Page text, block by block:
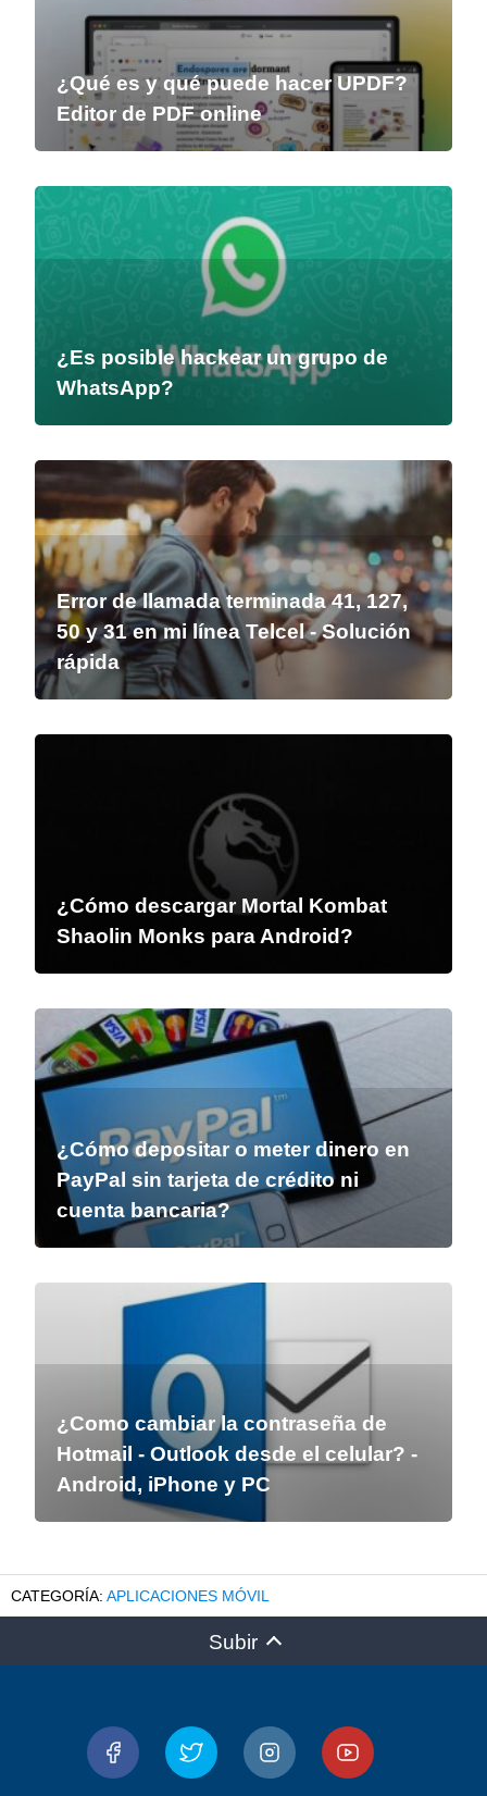
¿Qué es y qué puede hacer UPDF?
Editor de PDF online
¿Es posible hackear un grupo de
WhatsApp?
Error de llamada terminada 41, 127,
50 y 31 en mi línea Telcel - Solución
rápida
¿Cómo descargar Mortal Kombat
Shaolin Monks para Android?
¿Cómo depositar o meter dinero en
PayPal sin tarjeta de crédito ni
cuenta bancaria?
¿Como cambiar la contraseña de
Hotmail - Outlook desde el celular? -
Android, iPhone y PC
APLICACIONES MÓVIL
Subir